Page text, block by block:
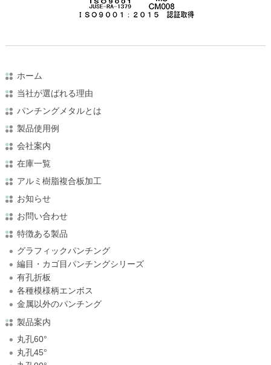
ホーム
当社が選ばれる理由
パンチングメタルとは
製品使用例
会社案内
在庫一覧
アルミ樹脂複合板加工
お知らせ
お問い合わせ
特徴ある製品
グラフィックパンチング
編目・カゴ目パンチングシリーズ
有孔折板
各種模様柄エンボス
金属以外のパンチング
製品案内
丸孔60°
丸孔45°